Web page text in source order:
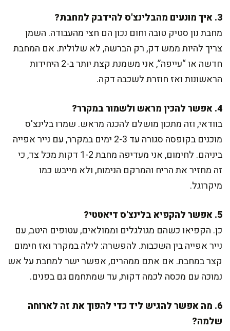
3. איך מונעים מהבלינצ'ס להידבק למחבת?
מחבת נון סטיק טובה וחום נכון הם חצי מהעבודה. השמן
צריך להיות ממש דק, רק הברשה, לא שלולית. אם המחבת
חדשה או “עייפה”, אני משמנת קצת יותר ב-2 היחידות
הראשונות ואז חוזרת לשכבה דקה.
4. אפשר להכין מראש ולשמור במקרר?
בוודאי, וזה מתכון מושלם להכנה מראש. שמרו בלינצ'ס
מוכנים בקופסה סגורה עד 2-3 ימים במקרר, עם נייר אפייה
ביניהם. לחימום, אני מעדיפה מחבת 1-2 דקות מכל צד, כי
זה מחזיר את הריח והמרקם הנימוח, ולא מייבש כמו
מיקרוגל.
5. אפשר להקפיא בלינצ'ס דיאטטי?
כן. הקפיאו כשהם מגולגלים וממולאים, עטופים היטב, עם
נייר אפייה בין השכבות. להפשרה: לילה במקרר ואז חימום
קצר במחבת. אם אתם ממהרים, אפשר ישר למחבת על אש
נמוכה עם מכסה לכמה דקות, עד שמתחמם גם בפנים.
6. מה אפשר להגיש ליד כדי להפוך את זה לארוחה
שלמה?